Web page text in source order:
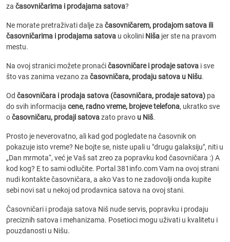
za časovničarima i prodajama satova?
Ne morate pretraživati dalje za časovničarem, prodajom satova ili
časovničarima i prodajama satova u okolini Niša jer ste na pravom
mestu.
Na ovoj stranici možete pronaćičasovničare i prodaje satova i sve
što vas zanima vezano za časovničara, prodaju satova u Nišu.
Od časovničara i prodaja satova (časovničara, prodaje satova) pa
do svih informacija cene, radno vreme, brojeve telefona, ukratko sve
očasovničaru, prodaji satovazato pravo u Niš.
Prosto je neverovatno, ali kad god pogledate na časovnik on
pokazuje isto vreme? Ne bojte se, niste upali u "drugu galaksiju", niti u
„Dan mrmota“, već je Vaš sat zreo za popravku kod časovničara :) A
kod kog? E to sami odlučite. Portal 381info.com Vam na ovoj strani
nudi kontakte časovničara, a ako Vas to ne zadovolji onda kupite
sebi novi sat u nekoj od prodavnica satova na ovoj stani.
Časovničari i prodaja satova Niš nude servis, popravku i prodaju
preciznih satova i mehanizama. Posetioci mogu uživati u kvalitetu i
pouzdanosti u Nišu.